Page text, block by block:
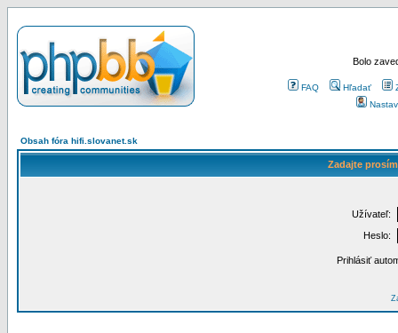
Bolo
FAQ Hľadať
Obsah fóra hifi.slovanet.sk
Zadajte
Užívateľ:
Heslo:
Prihlásiť